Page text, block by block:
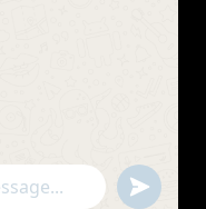
undefined